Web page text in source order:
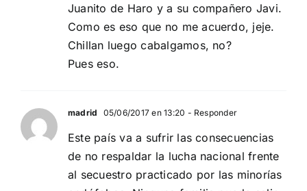
Juanito de Haro y a su compañero Javi.
Como es eso que no me acuerdo, jeje.
Chillan luego cabalgamos, no?
Pues eso.
madrid 05/06/2017 en 13:20 - Responder
Este país va a sufrir las consecuencias
de no respaldar la lucha nacional frente
al secuestro practicado por las minorías